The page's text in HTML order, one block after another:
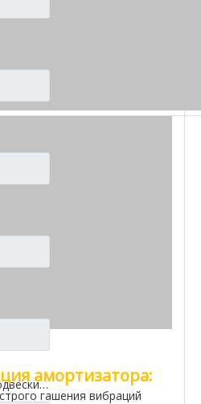
Амортизатор передней подвески для запасных частей 5001020-B85-C01 грузовика FAW Jiefang J6 J6p
амортизатора:
гашения вибраций